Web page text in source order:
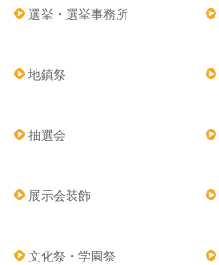
選挙・選挙事務所
地鎮祭
抽選会
展示会装飾
文化祭・学園祭